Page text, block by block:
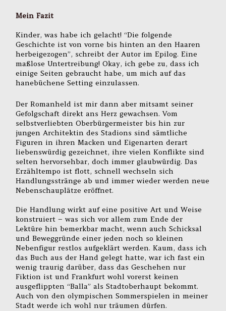
Mein Fazit
Kinder, was habe ich gelacht! “Die folgende
Geschichte ist von vorne bis hinten an den Haaren
herbeigezogen”, schreibt der Autor im Epilog. Eine
maßlose Untertreibung! Okay, ich gebe zu, dass ich
einige Seiten gebraucht habe, um mich auf das
hanebüchene Setting einzulassen.
Der Romanheld ist mir dann aber mitsamt seiner
Gefolgschaft direkt ans Herz gewachsen. Vom
selbstverliebten Oberbürgermeister bis hin zur
jungen Architektin des Stadions sind sämtliche
Figuren in ihren Macken und Eigenarten derart
liebenswürdig gezeichnet, ihre vielen Konflikte sind
selten hervorsehbar, doch immer glaubwürdig. Das
Erzähltempo ist flott, schnell wechseln sich
Handlungsstränge ab und immer wieder werden neue
Nebenschauplätze eröffnet.
Die Handlung wirkt auf eine positive Art und Weise
konstruiert – was sich vor allem zum Ende der
Lektüre hin bemerkbar macht, wenn auch Schicksal
und Beweggründe einer jeden noch so kleinen
Nebenfigur restlos aufgeklärt werden. Kaum, dass ich
das Buch aus der Hand gelegt hatte, war ich fast ein
wenig traurig darüber, dass das Geschehen nur
Fiktion ist und Frankfurt wohl vorerst keinen
ausgeflippten “Balla” als Stadtoberhaupt bekommt.
Auch von den olympischen Sommerspielen in meiner
Stadt werde ich wohl nur träumen dürfen.